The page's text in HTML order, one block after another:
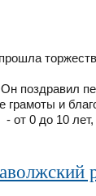
поздравил
грамоты и
от 0 до 10 лет,